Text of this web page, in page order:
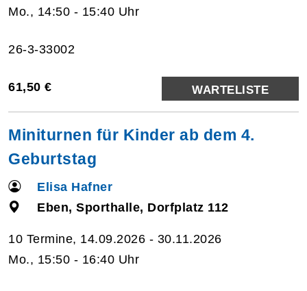
Mo., 14:50 - 15:40 Uhr
26-3-33002
61,50 € WARTELISTE
Miniturnen für Kinder ab dem 4.
Geburtstag
Elisa Hafner
Eben, Sporthalle, Dorfplatz 112
10 Termine, 14.09.2026 - 30.11.2026
Mo., 15:50 - 16:40 Uhr